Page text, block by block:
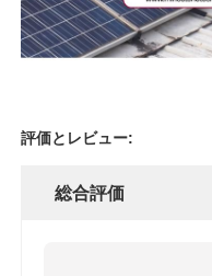
評価とレビュー:
総合評価